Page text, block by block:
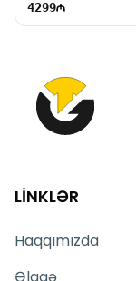
4299
LİNKLƏR
Haqqımızda